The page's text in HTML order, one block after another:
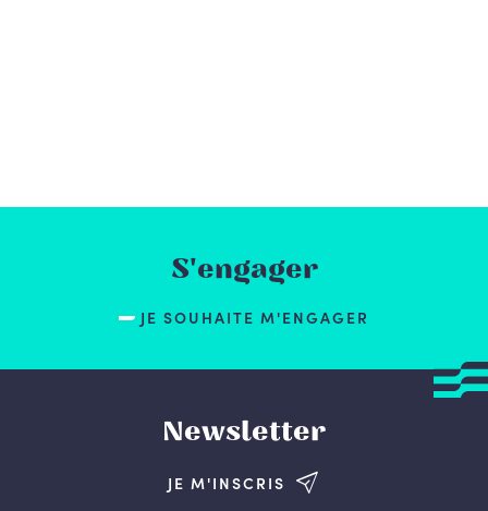
S'engager
JE SOUHAITE M'ENGAGER
Newsletter
JE M'INSCRIS